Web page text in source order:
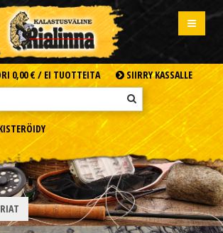
0,00 € / EI TUOTTEITA SIIRRY KASSALLE